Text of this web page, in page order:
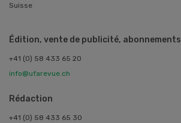
Suisse
Édition, vente de publicité, abonnements
+41 (0) 58 433 65 20
info@ufarevue.ch
Rédaction
+41 (0) 58 433 65 30